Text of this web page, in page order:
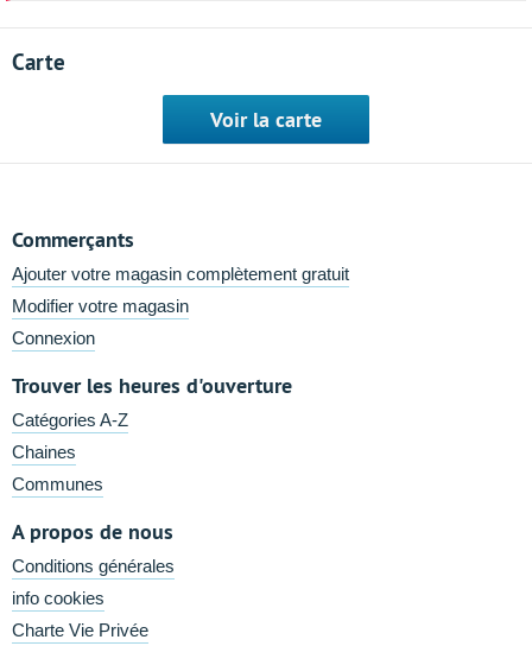
Carte
Voir la carte
Commerçants
Ajouter votre magasin complètement gratuit
Modifier votre magasin
Connexion
Trouver les heures d'ouverture
Catégories A-Z
Chaines
Communes
A propos de nous
Conditions générales
info cookies
Charte Vie Privée